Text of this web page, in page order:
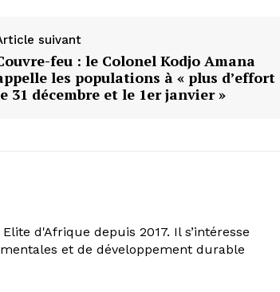
suivant
feu : le Colonel Kodjo Amana
les populations à « plus d’effort
31 décembre et le 1er janvier »
d'Afrique depuis 2017. Il s’intéresse
et de développement durable